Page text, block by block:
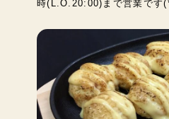
時(L.O.20:00)まで営業です